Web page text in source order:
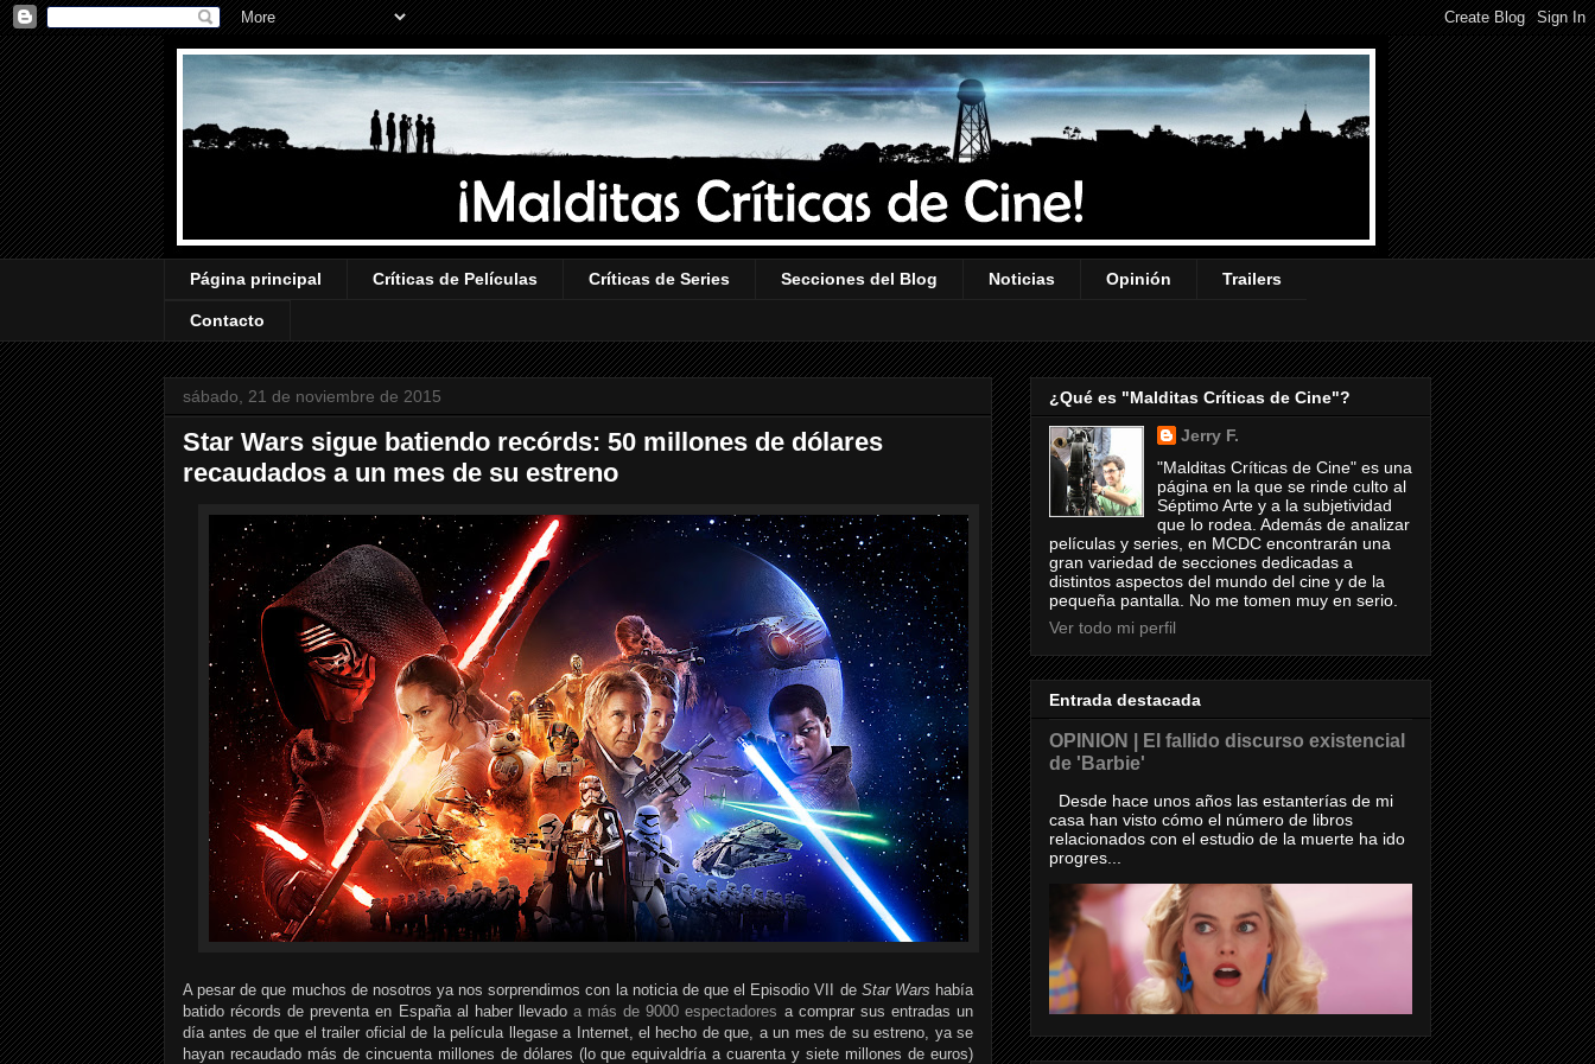
Página principal Críticas de Películas Críticas de Series Secciones del Blog Noticias Opinión Trailers
Contacto
sábado, 21 de noviembre de 2015
Star Wars sigue batiendo recórds: 50 millones de dólares
recaudados a un mes de su estreno
A pesar de que muchos de nosotros ya nos sorprendimos con la noticia de que el Episodio VII de Star Wars había
batido récords de preventa en España al haber llevado a más de 9000 espectadores a comprar sus entradas un
día antes de que el trailer oficial de la película llegase a Internet, el hecho de que, a un mes de su estreno, ya se
hayan recaudado más de cincuenta millones de dólares (lo que equivaldría a cuarenta y siete millones de euros)
¿Qué es "Malditas Críticas de Cine"?
Jerry F.
"Malditas Críticas de Cine" es una
página en la que se rinde culto al
Séptimo Arte y a la subjetividad
que lo rodea. Además de analizar
películas y series, en MCDC encontrarán una
gran variedad de secciones dedicadas a
distintos aspectos del mundo del cine y de la
pequeña pantalla. No me tomen muy en serio.
Ver todo mi perfil
Entrada destacada
OPINION | El fallido discurso existencial
de 'Barbie'
Desde hace unos años las estanterías de mi
casa han visto cómo el número de libros
relacionados con el estudio de la muerte ha ido
progres...